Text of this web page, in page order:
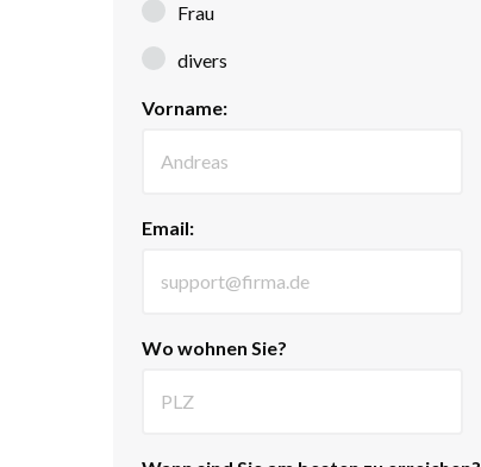
Frau
divers
Vorname:
Email:
Wo wohnen Sie?